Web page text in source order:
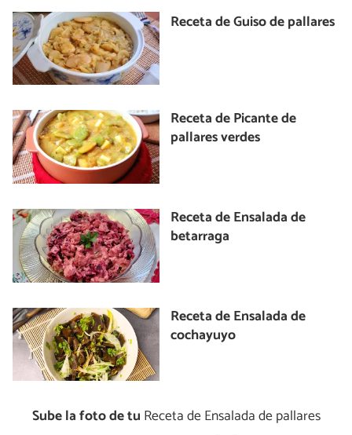
Receta de Guiso de pallares
Receta de Picante de
pallares verdes
Receta de Ensalada de
betarraga
Receta de Ensalada de
cochayuyo
Sube la foto de tu Receta de Ensalada de pallares